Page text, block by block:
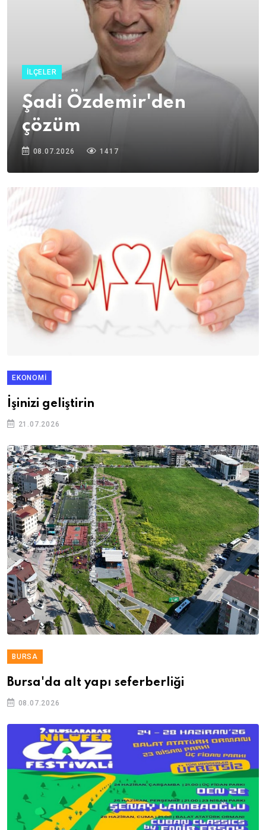
İLÇELER
Şadi Özdemir'den
çözüm
08.07.2026 1417
EKONOMI
İşinizi geliştirin
21.07.2026
BURSA
Bursa'da alt yapı seferberliği
08.07.2026